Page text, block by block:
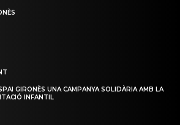
GIRONÈS UNA CAMPANYA SOLIDÀRIA AMB LA
INFANTIL